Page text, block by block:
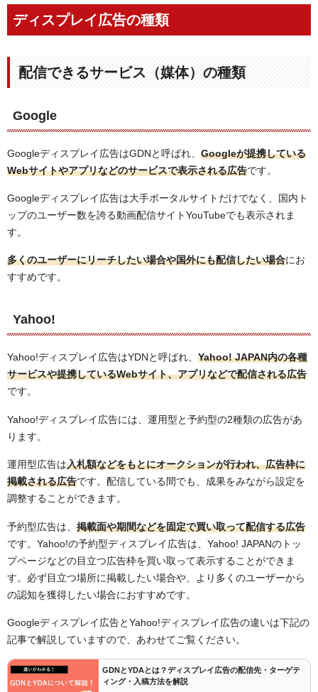
ディスプレイ広告の種類
配信できるサービス（媒体）の種類
Google
Googleディスプレイ広告はGDNと呼ばれ、 Googleが提携している
Webサイトやアプリなどのサービスで表示される広告です。
Googleディスプレイ広告は大手ポータルサイトだけでなく、国内ト
ップのユーザー数を誇る動画配信サイトYouTubeでも表示されま
す。
多くのユーザーにリーチしたい場合や国外にも配信したい場合にお
すすめです。
Yahoo!
Yahoo!ディスプレイ広告はYDNと呼ばれ、 Yahoo! JAPAN内の各種
サービスや提携しているWebサイト、アプリなどで配信される広告
です。
Yahoo!ディスプレイ広告には、運用型と予約型の2種類の広告があ
ります。
運用型広告は入札額などをもとにオークションが行われ、広告枠に
掲載される広告です。配信している間でも、成果をみながら設定を
調整することができます。
予約型広告は、 掲載面や期間などを固定で買い取って配信する広告
です。Yahoo!の予約型ディスプレイ広告は、Yahoo! JAPANのトッ
プページなどの目立つ広告枠を買い取って表示することができま
す。必ず目立つ場所に掲載したい場合や、より多くのユーザーから
の認知を獲得したい場合におすすめです。
Googleディスプレイ広告とYahoo!ディスプレイ広告の違いは下記の
記事で解説していますので、あわせてご覧ください。
GDNとYDAとは？ディスプレイ広告の配信先・ターゲテ
ィング・入稿方法を解説